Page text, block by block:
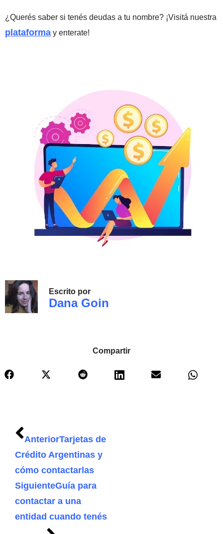
¿Querés saber si tenés deudas a tu nombre? ¡Visitá nuestra
plataforma y enterate!
Escrito por
Dana Goin
Compartir
AnteriorTarjetas de
Crédito Argentinas y
cómo contactarlas
SiguienteGuía para
contactar a una
entidad cuando tenés